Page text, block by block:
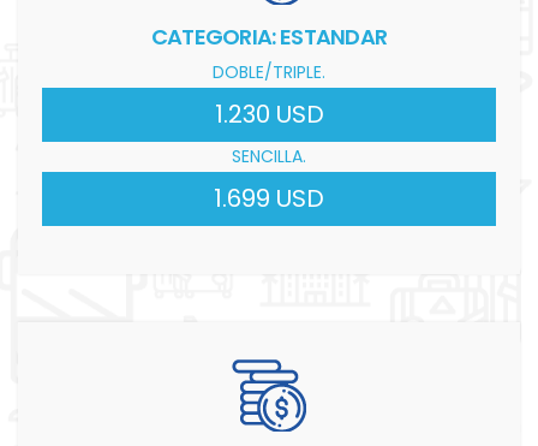
CATEGORIA: ESTANDAR
DOBLE/TRIPLE.
1.230 USD
SENCILLA.
1.699 USD